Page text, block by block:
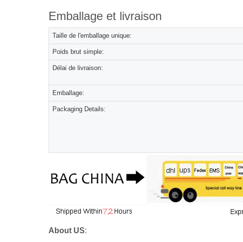
Emballage et livraison
Taille de l'emballage unique:
Poids brut simple:
Délai de livraison:
Emballage:
Packaging Details:
About US: